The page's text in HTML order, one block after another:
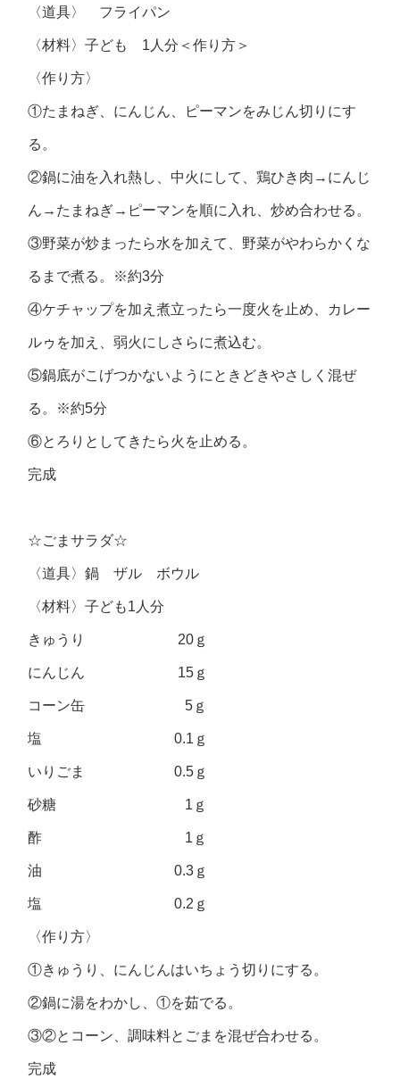
〈道具〉 フライパン
〈材料〉子ども 1人分＜作り方＞
〈作り方〉
①たまねぎ、にんじん、ピーマンをみじん切りにす
る。
②鍋に油を入れ熱し、中火にして、鶏ひき肉→にんじ
ん→たまねぎ→ピーマンを順に入れ、炒め合わせる。
③野菜が炒まったら水を加えて、野菜がやわらかくな
るまで煮る。※約3分
④ケチャップを加え煮立ったら一度火を止め、カレー
ルゥを加え、弱火にしさらに煮込む。
⑤鍋底がこげつかないようにときどきやさしく混ぜ
る。※約5分
⑥とろりとしてきたら火を止める。
完成
☆ごまサラダ☆
〈道具〉鍋 ザル ボウル
〈材料〉子ども1人分
きゅうり 20ｇ
にんじん 15ｇ
コーン缶 5ｇ
塩 0.1ｇ
いりごま 0.5ｇ
砂糖 1ｇ
酢 1ｇ
油 0.3ｇ
塩 0.2ｇ
〈作り方〉
①きゅうり、にんじんはいちょう切りにする。
②鍋に湯をわかし、①を茹でる。
③②とコーン、調味料とごまを混ぜ合わせる。
完成